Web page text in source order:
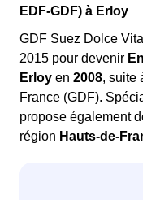
EDF-GDF) à Erloy
GDF Suez Dolce
2015 pour devenir
Erloy en 2008, suite
France (GDF).
propose également
région Hauts-de-